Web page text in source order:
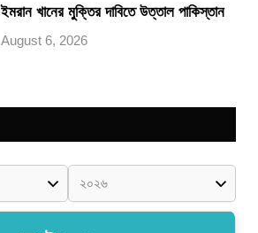
ইমরান খানের মুক্তির দাবিতে উত্তাল পাকিস্তান
August 6, 2026